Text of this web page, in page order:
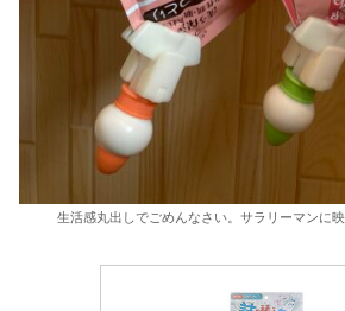
生活感丸出しでごめんなさい。サラリーマンに映